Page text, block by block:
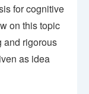
for cognitive
on this topic
and rigorous
as idea